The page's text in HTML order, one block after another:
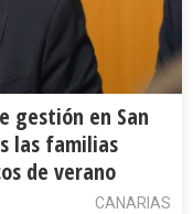
gestión en San
las familias
de verano
CANARIAS